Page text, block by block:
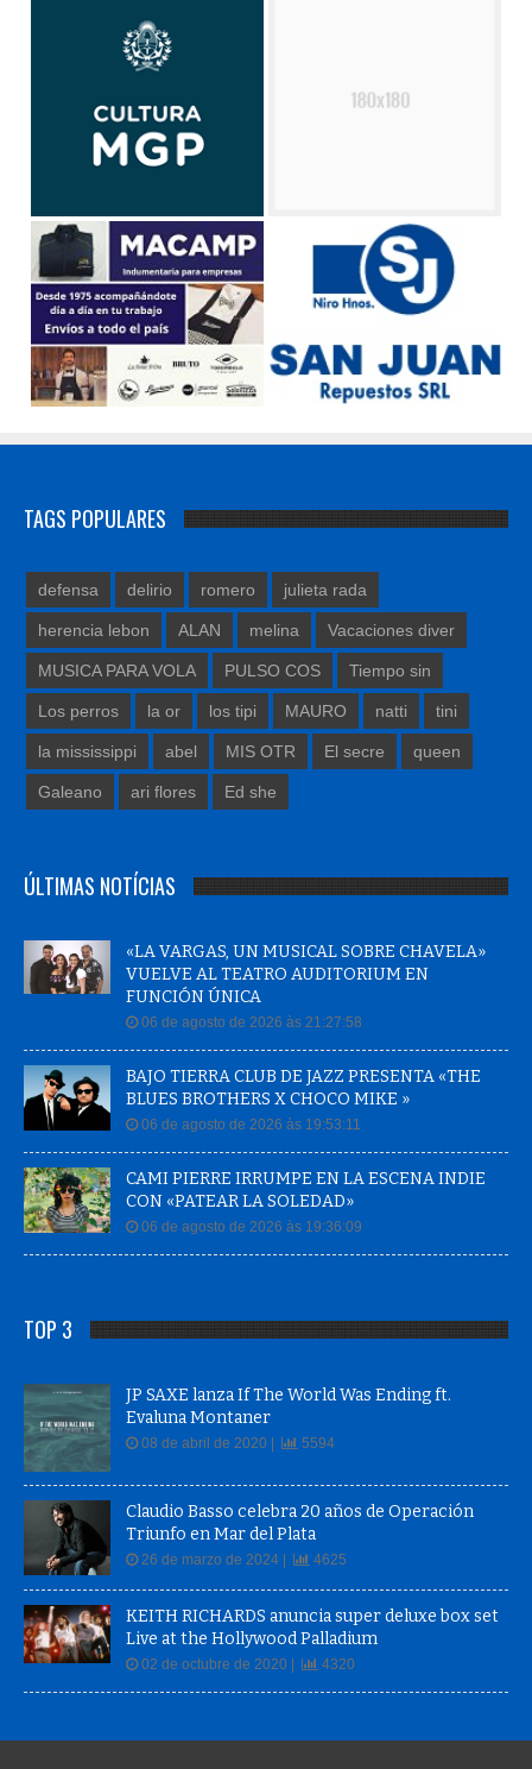
TAGS POPULARES
defensa delirio romero julieta rada
herencia lebon ALAN melina Vacaciones diver
MUSICA PARA VOLA PULSO COS Tiempo sin
Los perros la or los tipi MAURO natti tini
la mississippi abel MIS OTR El secre queen
Galeano ari flores Ed she
ÚLTIMAS NOTÍCIAS
«LA VARGAS, UN MUSICAL SOBRE CHAVELA»
VUELVE AL TEATRO AUDITORIUM EN
FUNCIÓN ÚNICA
06 de agosto de 2026 às 21:27:58
BAJO TIERRA CLUB DE JAZZ PRESENTA «THE
BLUES BROTHERS X CHOCO MIKE »
06 de agosto de 2026 às 19:53:11
CAMI PIERRE IRRUMPE EN LA ESCENA INDIE
CON «PATEAR LA SOLEDAD»
06 de agosto de 2026 às 19:36:09
TOP 3
JP SAXE lanza If The World Was Ending ft.
Evaluna Montaner
08 de abril de 2020 | 5594
Claudio Basso celebra 20 años de Operación
Triunfo en Mar del Plata
26 de marzo de 2024 | 4625
KEITH RICHARDS anuncia super deluxe box set
Live at the Hollywood Palladium
02 de octubre de 2020 | 4320